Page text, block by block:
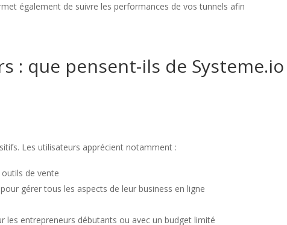
également de suivre les performances de vos tunnels afin
: que pensent-ils de Systeme.io
Les utilisateurs apprécient notamment :
outils de vente
gérer tous les aspects de leur business en ligne
entrepreneurs débutants ou avec un budget limité